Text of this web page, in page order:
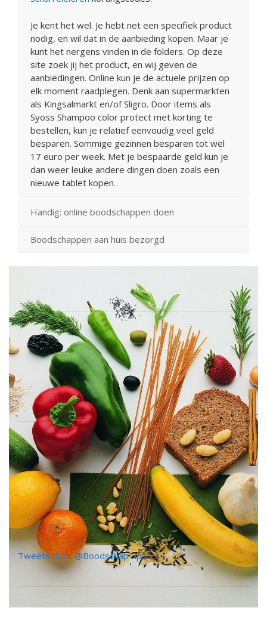
Je kent het wel. Je hebt net een specifiek product
nodig, en wil dat in de aanbieding kopen. Maar je
kunt het nergens vinden in de folders. Op deze
site zoek jij het product, en wij geven de
aanbiedingen. Online kun je de actuele prijzen op
elk moment raadplegen. Denk aan supermarkten
als Kingsalmarkt en/of Sligro. Door items als
Syoss Shampoo color protect met korting te
bestellen, kun je relatief eenvoudig veel geld
besparen. Sommige gezinnen besparen tot wel
17 euro per week. Met je bespaarde geld kun je
dan weer leuke andere dingen doen zoals een
nieuwe tablet kopen.
Handig: online boodschappen doen
Boodschappen aan huis bezorgd
Tweets door @BoodschapTips